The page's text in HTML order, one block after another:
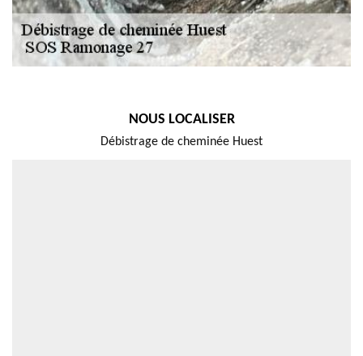
NOUS LOCALISER
Débistrage de cheminée Huest